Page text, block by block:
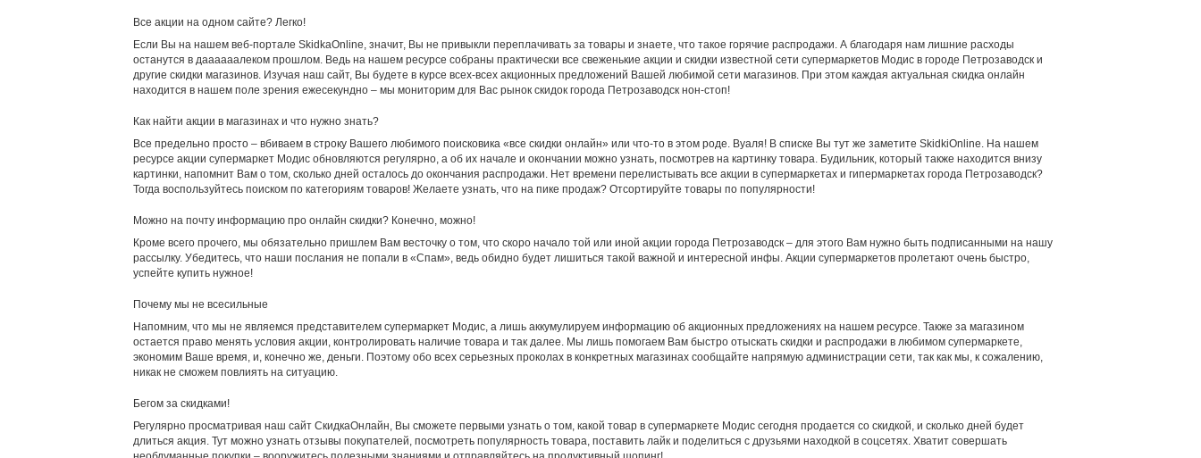
Все акции на одном сайте? Легко!
Если Вы на нашем веб-портале SkidkaOnline, значит, Вы не привыкли переплачивать за товары и знаете, что такое горячие распродажи. А благодаря нам лишние расходы
останутся в даааааалеком прошлом. Ведь на нашем ресурсе собраны практически все свеженькие акции и скидки известной сети супермаркетов Модис в городе Петрозаводск и
другие скидки магазинов. Изучая наш сайт, Вы будете в курсе всех-всех акционных предложений Вашей любимой сети магазинов. При этом каждая актуальная скидка онлайн
находится в нашем поле зрения ежесекундно – мы мониторим для Вас рынок скидок города Петрозаводск нон-стоп!
Как найти акции в магазинах и что нужно знать?
Все предельно просто – вбиваем в строку Вашего любимого поисковика «все скидки онлайн» или что-то в этом роде. Вуаля! В списке Вы тут же заметите SkidkiOnline. На нашем
ресурсе акции супермаркет Модис обновляются регулярно, а об их начале и окончании можно узнать, посмотрев на картинку товара. Будильник, который также находится внизу
картинки, напомнит Вам о том, сколько дней осталось до окончания распродажи. Нет времени перелистывать все акции в супермаркетах и гипермаркетах города Петрозаводск?
Тогда воспользуйтесь поиском по категориям товаров! Желаете узнать, что на пике продаж? Отсортируйте товары по популярности!
Можно на почту информацию про онлайн скидки? Конечно, можно!
Кроме всего прочего, мы обязательно пришлем Вам весточку о том, что скоро начало той или иной акции города Петрозаводск – для этого Вам нужно быть подписанными на нашу
рассылку. Убедитесь, что наши послания не попали в «Спам», ведь обидно будет лишиться такой важной и интересной инфы. Акции супермаркетов пролетают очень быстро,
успейте купить нужное!
Почему мы не всесильные
Напомним, что мы не являемся представителем супермаркет Модис, а лишь аккумулируем информацию об акционных предложениях на нашем ресурсе. Также за магазином
остается право менять условия акции, контролировать наличие товара и так далее. Мы лишь помогаем Вам быстро отыскать скидки и распродажи в любимом супермаркете,
экономим Ваше время, и, конечно же, деньги. Поэтому обо всех серьезных проколах в конкретных магазинах сообщайте напрямую администрации сети, так как мы, к сожалению,
никак не сможем повлиять на ситуацию.
Бегом за скидками!
Регулярно просматривая наш сайт СкидкаОнлайн, Вы сможете первыми узнать о том, какой товар в супермаркете Модис сегодня продается со скидкой, и сколько дней будет
длиться акция. Тут можно узнать отзывы покупателей, посмотреть популярность товара, поставить лайк и поделиться с друзьями находкой в соцсетях. Хватит совершать